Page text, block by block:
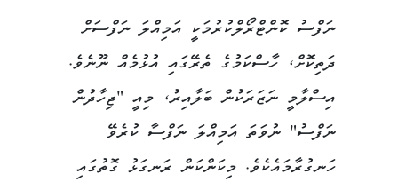
ނަފްސު ކޮންޓްރޯލްކުރުމަކީ އަމިއްލަ ނަފްސަށް
ދަތިކޮށް، ހާސްކަމުގެ ތެރޭގައި އުޅުމެއް ނޫނެވެ.
އިސްލާމީ ނަޒަރަކުން ބަލާއިރު، މިއީ "ޖިހާދުން
ނަފްސު" ނުވަތަ އަމިއްލަ ނަފްސާ ކުރެވޭ
ހަނގުރާމައެކެވެ. މިކަންކަން ރަނގަޅު ގޮތުގައި